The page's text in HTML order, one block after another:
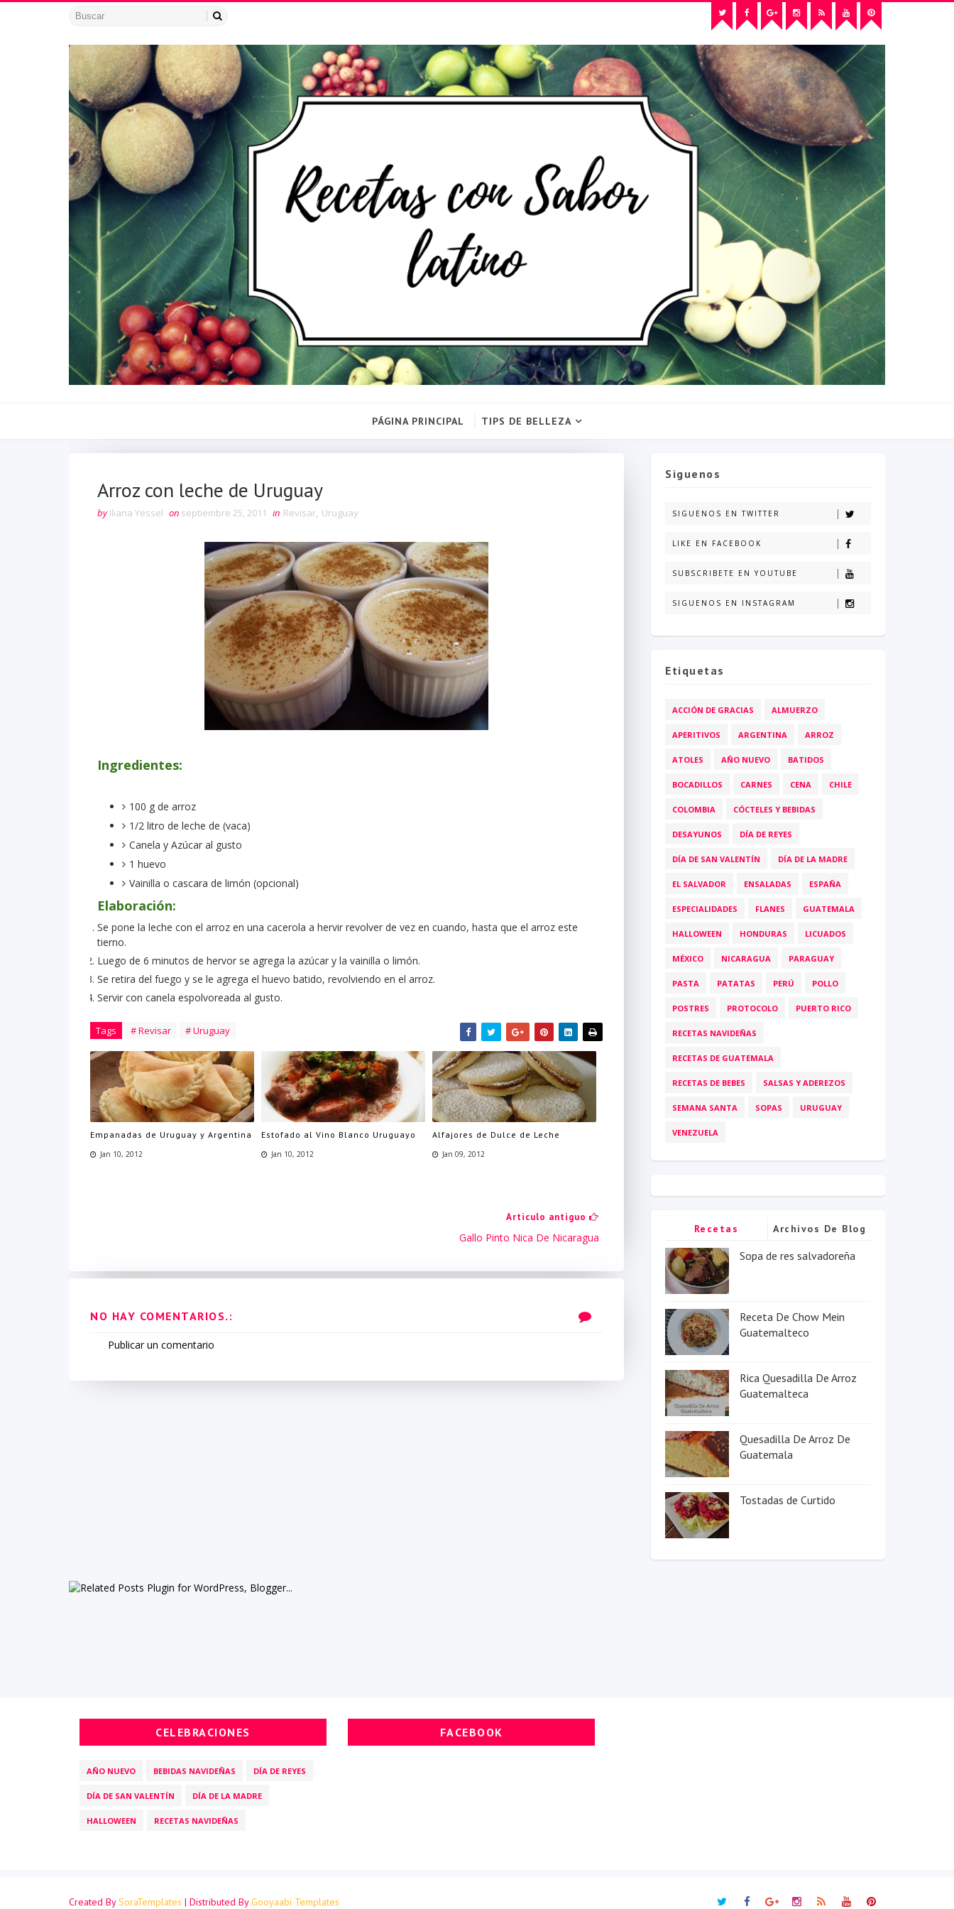
PÁGINA PRINCIPAL TIPS DE BELLEZA
Arroz con leche de Uruguay
by Iliana Yessel on septiembre 25, 2011 in Revisar, Uruguay
Ingredientes:
100 g de arroz
1/2 litro de leche de (vaca)
Canela y Azúcar al gusto
1 huevo
Vainilla o cascara de limón (opcional)
Elaboración:
Se pone la leche con el arroz en una cacerola a hervir revolver de vez en cuando, hasta que el arroz este
tierno.
Luego de 6 minutos de hervor se agrega la azúcar y la vainilla o limón.
Se retira del fuego y se le agrega el huevo batido, revolviendo en el arroz.
Servir con canela espolvoreada al gusto.
Tags # Revisar # Uruguay
Empanadas de Uruguay y Argentina
Jan 10, 2012
Estofado al Vino Blanco Uruguayo
Jan 10, 2012
Alfajores de Dulce de Leche
Jan 09, 2012
Articulo antiguo
Gallo Pinto Nica De Nicaragua
NO HAY COMENTARIOS.:
Publicar un comentario
Siguenos
SIGUENOS EN TWITTER
LIKE EN FACEBOOK
SUBSCRIBETE EN YOUTUBE
SIGUENOS EN INSTAGRAM
Etiquetas
ACCIÓN DE GRACIAS ALMUERZO
APERITIVOS ARGENTINA ARROZ
ATOLES AÑO NUEVO BATIDOS
BOCADILLOS CARNES CENA CHILE
COLOMBIA CÓCTELES Y BEBIDAS
DESAYUNOS DÍA DE REYES
DÍA DE SAN VALENTÍN DÍA DE LA MADRE
EL SALVADOR ENSALADAS ESPAÑA
ESPECIALIDADES FLANES GUATEMALA
HALLOWEEN HONDURAS LICUADOS
MÉXICO NICARAGUA PARAGUAY
PASTA PATATAS PERÚ POLLO
POSTRES PROTOCOLO PUERTO RICO
RECETAS NAVIDEÑAS
RECETAS DE GUATEMALA
RECETAS DE BEBES SALSAS Y ADEREZOS
SEMANA SANTA SOPAS URUGUAY
VENEZUELA
Recetas
Populares
Archivos De Blog
Sopa de res salvadoreña
Receta De Chow Mein
Guatemalteco
Rica Quesadilla De Arroz
Guatemalteca
Quesadilla De Arroz De
Guatemala
Tostadas de Curtido
CELEBRACIONES
AÑO NUEVO BEBIDAS NAVIDEÑAS DÍA DE REYES
DÍA DE SAN VALENTÍN DÍA DE LA MADRE
HALLOWEEN RECETAS NAVIDEÑAS
FACEBOOK
Created BySoraTemplates | Distributed ByGooyaabi Templates